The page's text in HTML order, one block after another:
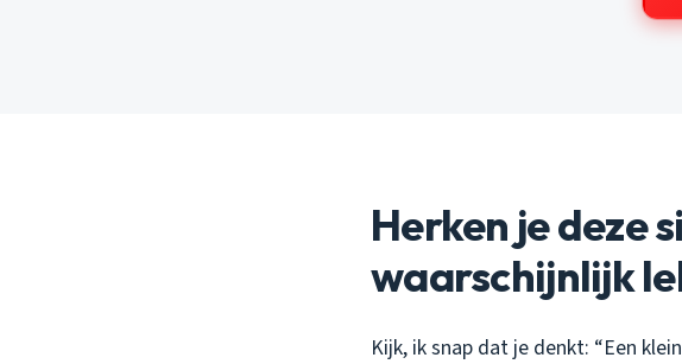
Herken je deze
waarschijnlijk
Kijk, ik snap dat je denkt: “Een